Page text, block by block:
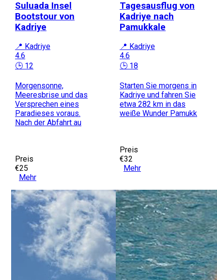
Suluada Insel
Bootstour von
Kadriye
📍 Kadriye
4.6
🕒 12
Morgensonne,
Meeresbrise und das
Versprechen eines
Paradieses voraus.
Nach der Abfahrt au
Preis
€25
Mehr
Tagesausflug von
Kadriye nach
Pamukkale
📍 Kadriye
4.6
🕒 18
Starten Sie morgens in
Kadriye und fahren Sie
etwa 282 km in das
weiße Wunder Pamukk
Preis
€32
Mehr